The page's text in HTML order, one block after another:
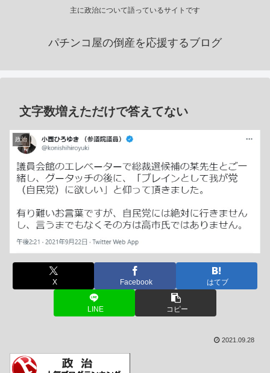
主に政治について語っているサイトです
パチンコ屋の倒産を応援するブログ
文字数増えただけで答えてない
政治
X Facebook はてブ
LINE コピー
2021.09.28